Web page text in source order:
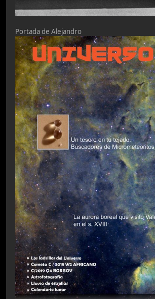
Portada de Alejandro